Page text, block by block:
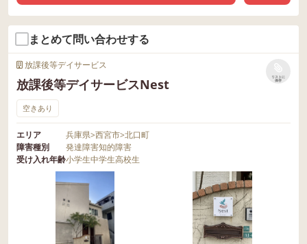
まとめて問い合わせする
放課後等デイサービス
放課後等デイサービスNest
リストに
保存
空きあり
エリア 兵庫県>西宮市>北口町
障害種別
発達障害知的障害
受け入れ年齢小学生中学生高校生